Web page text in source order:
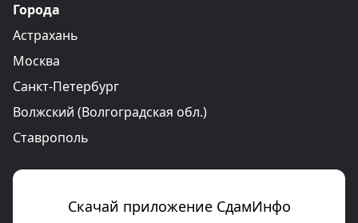
Города
Астрахань
Москва
Санкт-Петербург
Волжский (Волгоградская обл.)
Ставрополь
Скачай приложение СдамИнфо